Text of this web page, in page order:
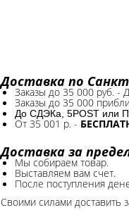
Доставка по
Заказы до 35 000 руб. -
Заказы до 35 000
До СДЭКа, 5POST или
От 35 001 р. -
Доставка за
Мы собираем товар.
Выставляем вам счет.
После поступления
Своими силами доставить